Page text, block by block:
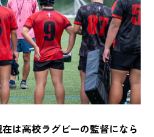
は高校ラグビーの監督になら